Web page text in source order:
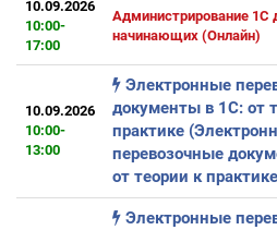
10.09.2026
10:00-
17:00
Администрирование 1С
начинающих (Онлайн)
10.09.2026
10:00-
13:00
Электронные
документы в 1С: от
практике
перевозочные
от теории к
Электронные